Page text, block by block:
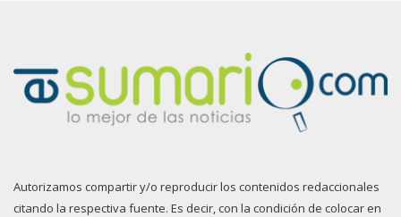
Autorizamos compartir y/o reproducir los contenidos redaccionales
citando la respectiva fuente. Es decir, con la condición de colocar en